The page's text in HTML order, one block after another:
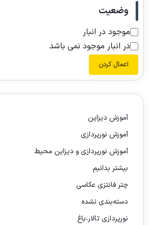
وضعیت
موجود در انبار
در انبار موجود نمی باشد
اعمال کردن
آموزش دیزاین
آموزش نورپردازی
آموزش نورپردازی و دیزاین محیط
بیشتر بدانیم
چتر فانتزی عکاسی
دسته‌بندی نشده
نورپردازی تالار،باغ